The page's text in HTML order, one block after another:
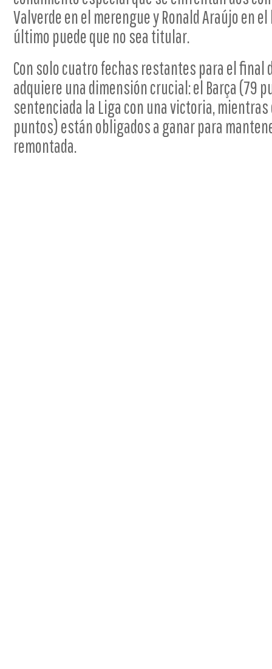
Valverde en el merengue y Ronald Araújo en
último puede que no sea titular.
Con solo cuatro fechas restantes para el final
adquiere una dimensión crucial: el Barça (79
sentenciada la Liga con una victoria,
puntos) están obligados a ganar para
remontada.